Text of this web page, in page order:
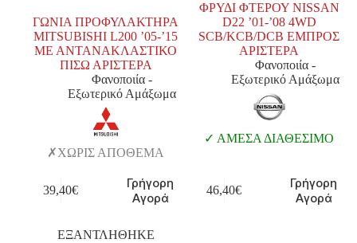
ΓΩΝΙΑ ΠΡΟΦΥΛΑΚΤΗΡΑ
MITSUBISHI L200 ’05-’15
ΜΕ ΑΝΤΑΝΑΚΛΑΣΤΙΚΟ
ΠΙΣΩ ΑΡΙΣΤΕΡΑ
Φανοποιία -
Εξωτερικό Αμάξωμα
ΧΩΡΙΣ ΑΠΟΘΕΜΑ
39,40€
Γρήγορη
Αγορά
ΦΡΥΔΙ ΦΤΕΡΟΥ NISSAN
D22 ’01-’08 4WD
SCB/KCB/DCB ΕΜΠΡΟΣ
ΑΡΙΣΤΕΡΑ
Φανοποιία -
Εξωτερικό Αμάξωμα
ΑΜΕΣΑ ΔΙΑΘΕΣΙΜΟ
46,40€
Γρήγορη
Αγορά
ΕΞΑΝΤΛΗΘΗΚΕ